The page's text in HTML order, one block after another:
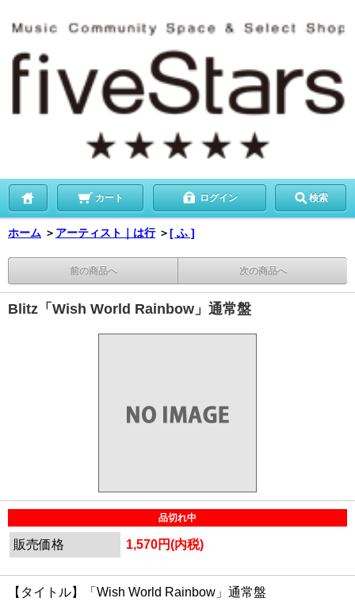
カート ログイン 検索
ホーム ＞ アーティスト｜は行 ＞[ ふ ]
前の商品へ 次の商品へ
Blitz「Wish World Rainbow」通常盤
品切れ中
販売価格 1,570円(内税)
【タイトル】「Wish World Rainbow」通常盤